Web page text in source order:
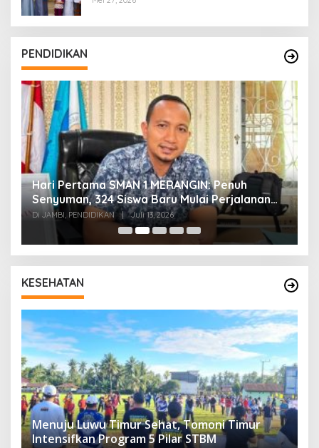
PENDIDIKAN
Hari Pertama SMAN 1 MERANGIN: Penuh
Senyuman, 324 Siswa Baru Mulai Perjalanan
Baru
Di JAMBI, PENDIDIKAN | Juli 13, 2026
KESEHATAN
Menuju Luwu Timur Sehat, Tomoni Timur
Intensifkan Program 5 Pilar STBM